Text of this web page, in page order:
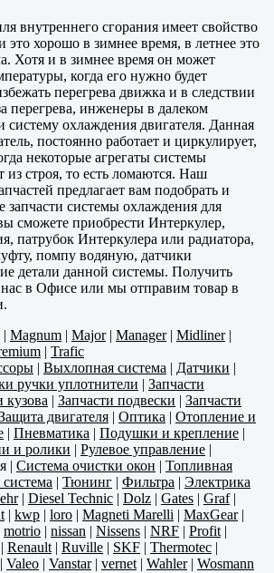
внутреннего сгорания имеет свойство
это хорошо в зимнее время, в летнее это
Хотя и в зимнее время он может
когда его нужно будет
перегрева движка и в следствии
перегрева, инженеры в далеком
охлаждения двигателя. Данная
постоянно работает и циркулирует,
некоторые агрегаты системы
из строя, то есть ломаются. Наш
предлагает вам подобрать и
запчасти системы охлаждения для
сможете приобрести Интеркулер,
патрубок Интеркулера или радиатора,
помпу водяную, датчики
детали данной системы. Получить
в Офисе или мы отправим товар в
| Magnum | Major| Manager| Midliner|
| Trafic
| Выхлопная система | Датчики |
ручки уплотнители | Запчасти
кузова | Запчасти подвески | Запчасти
двигателя | Оптика | Отопление и
| Пневматика | Подушки и крепление |
и ролики | Рулевое управление |
| Система очистки окон | Топливная
| Тюнинг | Фильтра | Электрика
| Diesel Technic | Dolz | Gates | Graf|
| kwp | loro | Magneti Marelli | MaxGear|
motrio | nissan | Nissens | NRF | Profit |
| Renault | Ruville | SKF | Thermotec |
| Valeo | Vanstar| vernet | Wahler| Wosmann